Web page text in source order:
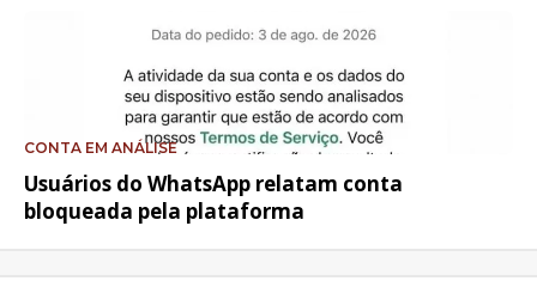
CONTA EM ANÁLISE
Usuários do WhatsApp relatam conta
bloqueada pela plataforma